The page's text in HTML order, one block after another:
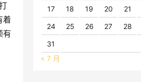
着
有
17 18 19 20 21
24 25 26 27 28
31
« 7 月